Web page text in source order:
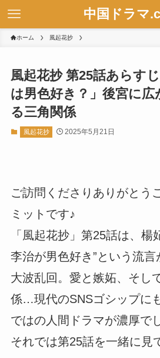
中国ドラマ
ホーム 風起花抄
風起花抄 第25話あらす
は男色好き？」後宮に
る三角関係
風起花抄 2025年5月21日
ご訪問くださりありがとう
ミットです♪
「風起花抄」第25話は、楊
李治が男色好き”という流
大波乱回。愛と嫉妬、そし
係…現代のSNSゴシップに
ではの人間ドラマが濃厚で
それでは第25話を一緒に見